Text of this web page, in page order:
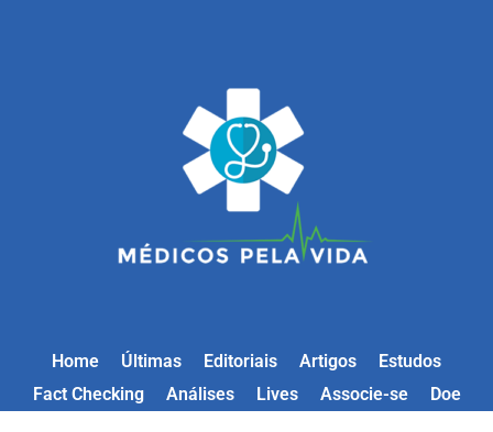
Home Últimas Editoriais Artigos
Estudos
Fact Checking
Análises Lives Associe-se Doe